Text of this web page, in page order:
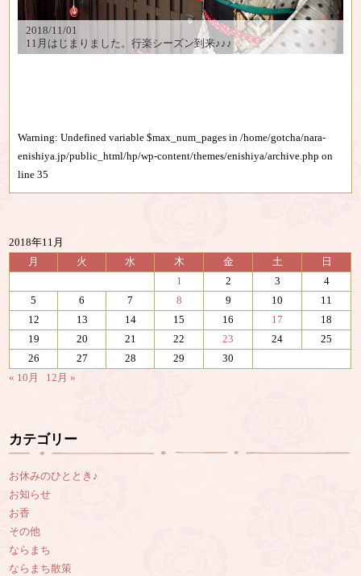
2018/11/01
11月はじまりました。行楽シーズン到来♪♪♪
Warning: Undefined variable $max_num_pages in/home/gotcha/nara-
enishiya.jp/public_html/hp/wp-content/themes/enishiya/archive.php on
line35
2018年11月
月
火 水 木 金 土
日
1
2 3
4
5
6 7 8 9 10
11
12
13 14 15 16 17
18
19
20 21 22 23 24
25
26
27 28 29
30
« 10月
12月 »
カテゴリー
お休みのひととき♪
お知らせ
お香
その他
ならまち
ならまち散策